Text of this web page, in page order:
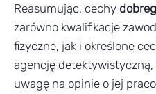
Reasumując, cechy
zarówno kwalifikacje
fizyczne, jak i określone
agencję
uwagę na opinie o jej